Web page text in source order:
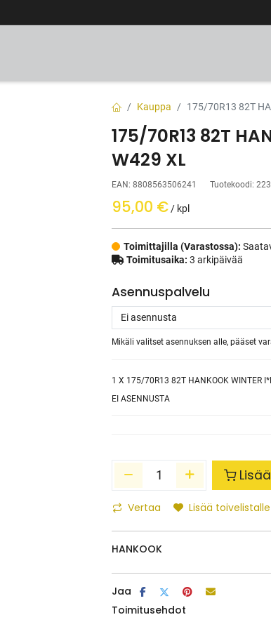
Kauppa 175/70R13 82T
175/70R13 82T
W429 XL
EAN: 8808563506241 Tuotekoodi:
95,00 € / kpl
Toimittajilla (Varastossa):
Toimitusaika: 3 arkipäivää
Asennuspalvelu
Mikäli valitset asennuksen alle, pääset
1 X 175/70R13 82T HANKOOK WINTER
EI ASENNUSTA
Vertaa Lisää toivelistalle
HANKOOK
Jaa
Toimitusehdot